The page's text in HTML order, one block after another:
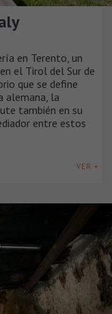
en Terento, un
el Tirol del Sur de
que se define
alemana, la
también en su
entre estos
VER +